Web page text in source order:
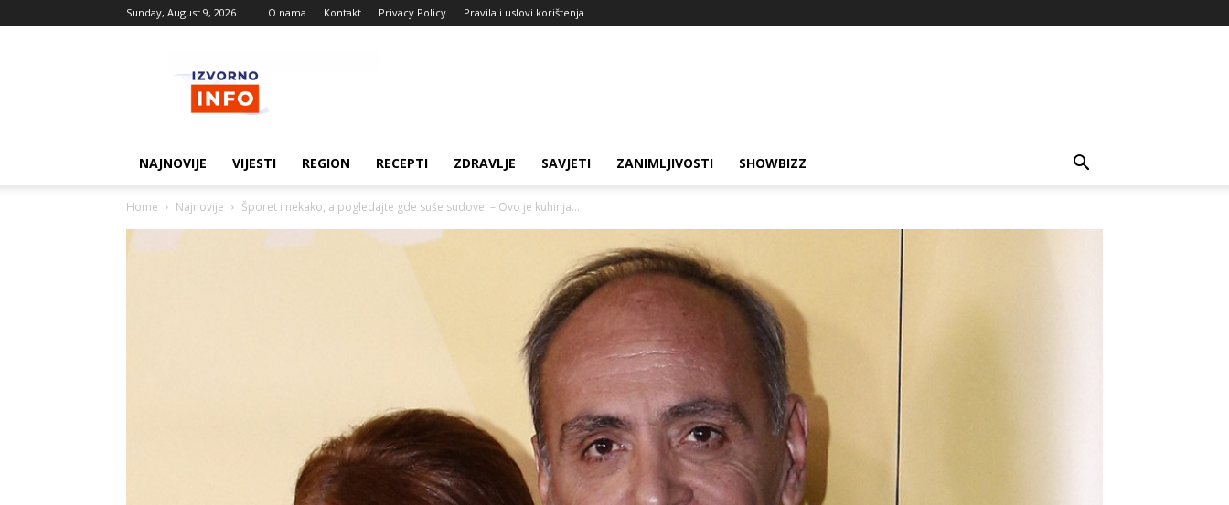
Sunday, August 9, 2026 O nama Kontakt Privacy Policy Pravila i uslovi korištenja
vijesti
NAJNOVIJE VIJESTI REGION RECEPTI ZDRAVLJE SAVJETI ZANIMLJIVOSTI SHOWBIZZ
Home Najnovije Šporet i nekako, a pogledajte gde suše sudove! – Ovo je kuhinja...